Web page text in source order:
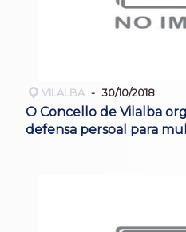
VILALBA 30/10/2018
O Concello de Vilalba
defensa persoal para